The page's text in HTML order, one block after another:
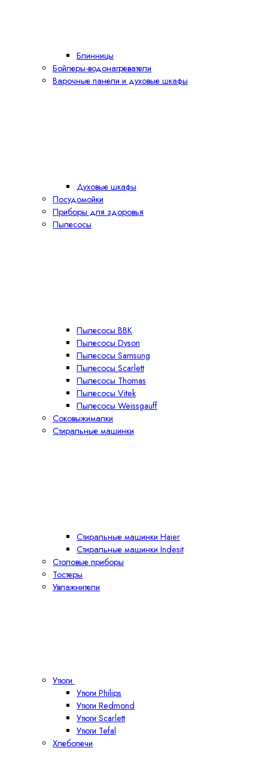
Блинницы
Бойлеры-водонагреватели
Варочные панели и духовые шкафы
Духовые шкафы
Посудомойки
Приборы для здоровья
Пылесосы
Пылесосы BBK
Пылесосы Dyson
Пылесосы Samsung
Пылесосы Scarlett
Пылесосы Thomas
Пылесосы Vitek
Пылесосы Weissgauff
Соковыжималки
Стиральные машинки
Стиральные машинки Haier
Стиральные машинки Indesit
Столовые приборы
Тостеры
Увлажнители
Утюги
Утюги Philips
Утюги Redmond
Утюги Scarlett
Утюги Tefal
Хлебопечи